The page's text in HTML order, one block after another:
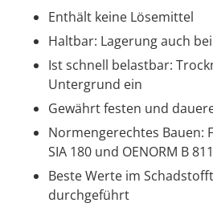
Enthält keine Lösemittel
Haltbar: Lagerung auch
Ist schnell belastbar:
Untergrund ein
Gewährt festen und
Normengerechtes Bauen:
SIA 180 und OENORM B
Beste Werte im
durchgeführt